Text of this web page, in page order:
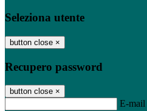
Seleziona utente
button close ×
Recupero password
button close ×
E-mail